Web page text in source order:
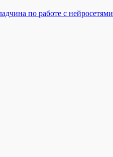
по работе с нейросетями